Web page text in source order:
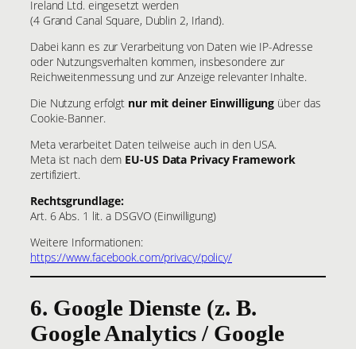
Ireland Ltd. eingesetzt werden
(4 Grand Canal Square, Dublin 2, Irland).
Dabei kann es zur Verarbeitung von Daten wie IP-Adresse
oder Nutzungsverhalten kommen, insbesondere zur
Reichweitenmessung und zur Anzeige relevanter Inhalte.
Die Nutzung erfolgt nur mit deiner Einwilligung über das
Cookie-Banner.
Meta verarbeitet Daten teilweise auch in den USA.
Meta ist nach dem EU-US Data Privacy Framework
zertifiziert.
Rechtsgrundlage:
Art. 6 Abs. 1 lit. a DSGVO (Einwilligung)
Weitere Informationen:
https://www.facebook.com/privacy/policy/
6. Google Dienste (z. B.
Google Analytics / Google